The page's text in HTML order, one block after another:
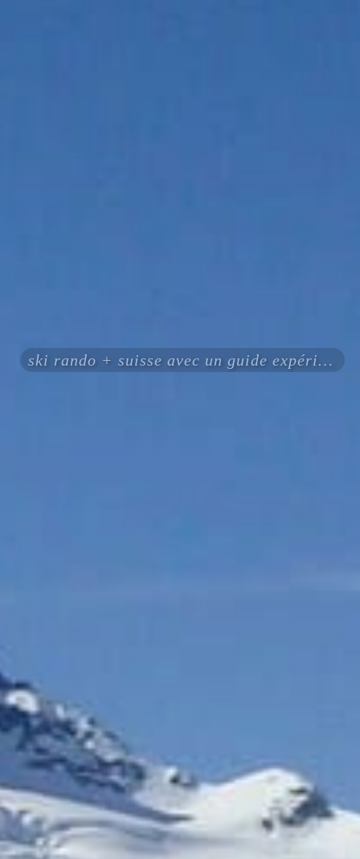
ski rando + suisse avec un guide expérimenté certifié ENSA UIAGM